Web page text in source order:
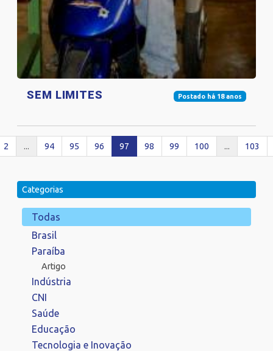
Postado há 18 anos
SEM LIMITES
2 ... 94 95 96 97 98 99 100 ... 103
Categorias
Todas
Brasil
Paraíba
Artigo
Indústria
CNI
Saúde
Educação
Tecnologia e Inovação